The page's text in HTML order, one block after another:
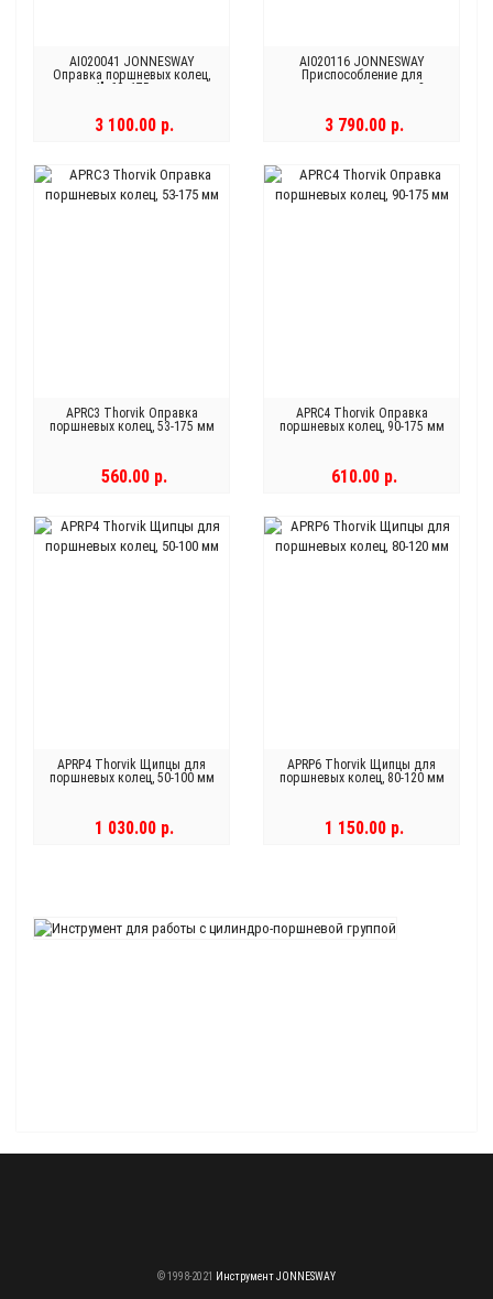
AI020041 JONNESWAY
Оправка поршневых колец,
4", 60 -175 мм
3 100.00 р.
AI020116 JONNESWAY
Приспособление для
определения верхней
3 790.00 р.
APRC3 Thorvik Оправка
поршневых колец, 53-175 мм
560.00 р.
APRC4 Thorvik Оправка
поршневых колец, 90-175 мм
610.00 р.
APRP4 Thorvik Щипцы для
поршневых колец, 50-100 мм
1 030.00 р.
APRP6 Thorvik Щипцы для
поршневых колец, 80-120 мм
1 150.00 р.
© 1998-2021 Инструмент JONNESWAY